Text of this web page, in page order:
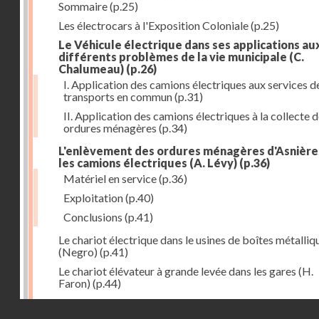
Sommaire(p.25)
Les électrocars à l'Exposition Coloniale(p.25)
Le Véhicule électrique dans ses applications
différents problèmes de la vie municipale (C.
Chalumeau) (p.26)
I. Application des camions électriques aux services
transports en commun(p.31)
II. Application des camions électriques à la collecte
ordures ménagères (p.34)
L'enlèvement des ordures ménagères
les camions électriques (A. Lévy) (p.36)
Matériel en service(p.36)
Exploitation(p.40)
Conclusions (p.41)
Le chariot électrique dans le usines de boîtes
(Negro) (p.41)
Le chariot élévateur à grande levée dans les gares (H.
Faron) (p.44)
Utilisation des chariots électriques à la C. G. T. à